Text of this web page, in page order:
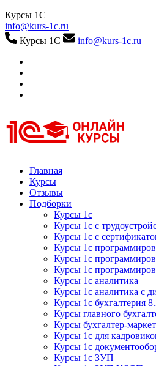
Курсы 1С
info@kurs-1c.ru
Курсы 1С
info@kurs-1c.ru
Курсы 1С
Курсы 1С официальная
Главная
Курсы
Отзывы
Подборки
Курсы 1с
Курсы 1с с
Курсы 1с с
Курсы 1с
Курсы 1с
Курсы 1с
Курсы 1с аналитика
Курсы 1с аналитика с
Курсы 1с бухгалтерия
Курсы главного
Курсы бухгалтер-
Курсы 1с для
Курсы 1с
Курсы 1с ЗУП